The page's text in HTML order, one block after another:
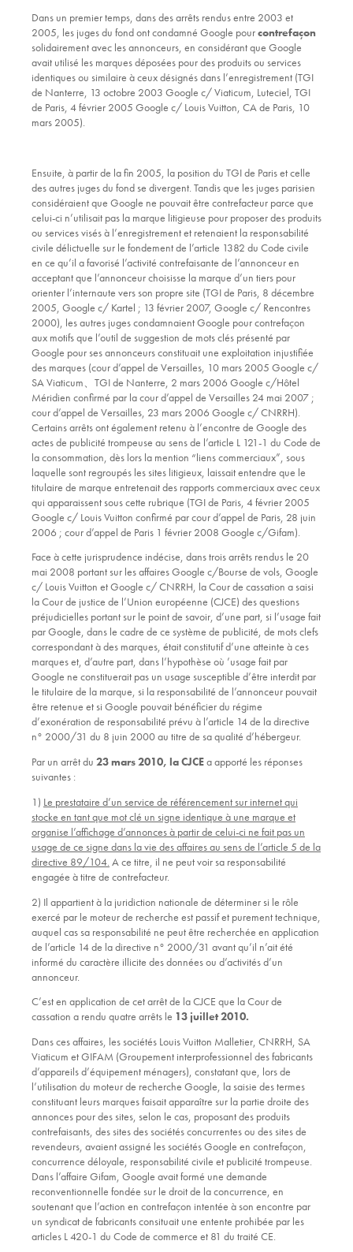
Dans un premier temps, dans des arrêts rendus entre 2003 et
2005, les juges du fond ont condamné Google pourcontrefaçon
solidairement avec les annonceurs, en considérant que Google
avait utilisé les marques déposées pour des produits ou services
identiques ou similaire à ceux désignés dans l’enregistrement (TGI
de Nanterre, 13 octobre 2003 Google c/ Viaticum, Luteciel, TGI
de Paris, 4 février 2005 Google c/ Louis Vuitton, CA de Paris, 10
mars 2005).
Ensuite, à partir de la fin 2005, la position du TGI de Paris et celle
des autres juges du fond se divergent. Tandis que les juges parisien
considéraient que Google ne pouvait être contrefacteur parce que
celui-ci n’utilisait pas la marque litigieuse pour proposer des produits
ou services visés à l’enregistrement et retenaient la responsabilité
civile délictuelle sur le fondement de l’article 1382 du Code civile
en ce qu’il a favorisé l’activité contrefaisante de l’annonceur en
acceptant que l’annonceur choisisse la marque d’un tiers pour
orienter l’internaute vers son propre site (TGI de Paris, 8 décembre
2005, Google c/ Kartel ; 13 février 2007, Google c/ Rencontres
2000), les autres juges condamnaient Google pour contrefaçon
aux motifs que l’outil de suggestion de mots clés présenté par
Google pour ses annonceurs constituait une exploitation injustifiée
des marques (cour d’appel de Versailles, 10 mars 2005 Google c/
SA Viaticum、TGI de Nanterre, 2 mars 2006 Google c/Hôtel
Méridien confirmé par la cour d’appel de Versailles 24 mai 2007 ;
cour d’appel de Versailles, 23 mars 2006 Google c/ CNRRH).
Certains arrêts ont également retenu à l’encontre de Google des
actes de publicité trompeuse au sens de l’article L 121-1 du Code de
la consommation, dès lors la mention “liens commerciaux”, sous
laquelle sont regroupés les sites litigieux, laissait entendre que le
titulaire de marque entretenait des rapports commerciaux avec ceux
qui apparaissent sous cette rubrique (TGI de Paris, 4 février 2005
Google c/ Louis Vuitton confirmé par cour d’appel de Paris, 28 juin
2006 ; cour d’appel de Paris 1 février 2008 Google c/Gifam).
Face à cette jurisprudence indécise, dans trois arrêts rendus le 20
mai 2008 portant sur les affaires Google c/Bourse de vols, Google
c/ Louis Vuitton et Google c/ CNRRH, la Cour de cassation a saisi
la Cour de justice de l’Union européenne (CJCE) des questions
préjudicielles portant sur le point de savoir, d’une part, si l’usage fait
par Google, dans le cadre de ce système de publicité, de mots clefs
correspondant à des marques, était constitutif d’une atteinte à ces
marques et, d’autre part, dans l’hypothèse où ’usage fait par
Google ne constituerait pas un usage susceptible d’être interdit par
le titulaire de la marque, si la responsabilité de l’annonceur pouvait
être retenue et si Google pouvait bénéficier du régime
d’exonération de responsabilité prévu à l’article 14 de la directive
n° 2000/31 du 8 juin 2000 au titre de sa qualité d’hébergeur.
Par un arrêt du 23 mars 2010, la CJCEa apporté les réponses
suivantes :
1) Le prestataire d’un service de référencement sur internet qui
stocke en tant que mot clé un signe identique à une marque et
organise l’affichage d’annonces à partir de celui-ci ne fait pas un
usage de ce signe dans la vie des affaires au sens de l’article 5 de la
directive 89/104. A ce titre, il ne peut voir sa responsabilité
engagée à titre de contrefacteur.
2) Il appartient à la juridiction nationale de déterminer si le rôle
exercé par le moteur de recherche est passif et purement technique,
auquel cas sa responsabilité ne peut être recherchée en application
de l’article 14 de la directive n° 2000/31 avant qu’il n’ait été
informé du caractère illicite des données ou d’activités d’un
annonceur.
C’est en application de cet arrêt de la CJCE que la Cour de
cassation a rendu quatre arrêts le 13 juillet 2010.
Dans ces affaires, les sociétés Louis Vuitton Malletier, CNRRH, SA
Viaticum et GIFAM (Groupement interprofessionnel des fabricants
d’appareils d’équipement ménagers), constatant que, lors de
l’utilisation du moteur de recherche Google, la saisie des termes
constituant leurs marques faisait apparaître sur la partie droite des
annonces pour des sites, selon le cas, proposant des produits
contrefaisants, des sites des sociétés concurrentes ou des sites de
revendeurs, avaient assigné les sociétés Google en contrefaçon,
concurrence déloyale, responsabilité civile et publicité trompeuse.
Dans l’affaire Gifam, Google avait formé une demande
reconventionnelle fondée sur le droit de la concurrence, en
soutenant que l’action en contrefaçon intentée à son encontre par
un syndicat de fabricants consituait une entente prohibée par les
articles L 420-1 du Code de commerce et 81 du traité CE.